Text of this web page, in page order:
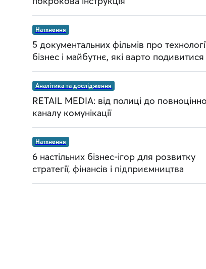
Натхнення
5 документальних фільмів про
бізнес і майбутнє, які варто подивитися
Аналітика та дослідження
RETAIL MEDIA: від полиці до
каналу комунікації
Натхнення
6 настільних бізнес-ігор для розвитку
стратегії, фінансів і підприємництва